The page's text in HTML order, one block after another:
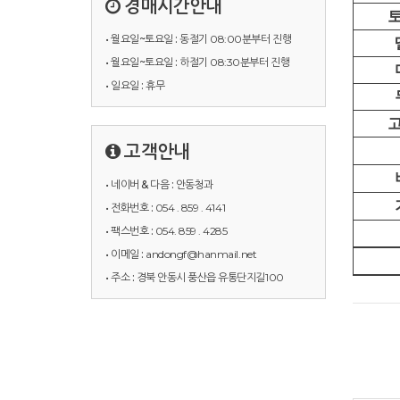
경매시간안내
• 월요일~토요일 : 동절기 08:00분부터 진행
• 월요일~토요일 : 하절기 08:30분부터 진행
• 일요일 : 휴무
고객안내
• 네이버 & 다음 : 안동청과
• 전화번호 : 054 . 859 . 4141
• 팩스번호 : 054. 859 . 4285
• 이메일 : andongf@hanmail.net
• 주소 : 경북 안동시 풍산읍 유통단지길100